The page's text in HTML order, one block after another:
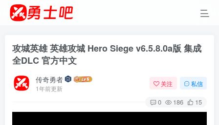
攻城英雄 英雄攻城 Hero Siege v6.5.8.0a版 集成
全DLC 官方中文
传奇勇者
1年前更新
关注 私信
0 186 15